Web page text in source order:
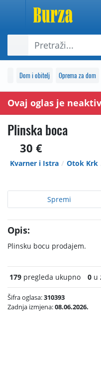
Dom i obitelj Oprema za dom
Ovaj oglas je
Plinska boca
30 €
Kvarner i Istra Otok Krk
Spremi
Opis:
Plinsku bocu prodajem.
179 pregleda ukupno 0 u
Šifra oglasa:310393
Zadnja izmjena:08.06.2026.